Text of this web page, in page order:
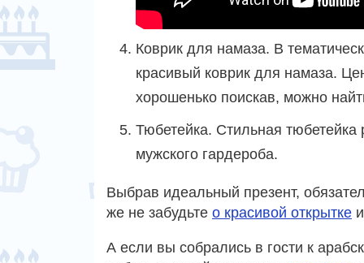
Коврик для намаза. В
красивый коврик для намаза.
хорошенько поискав, можно
Тюбетейка. Стильная
мужского гардероба.
Выбрав идеальный презент,
же не забудьте о красивой открытке
А если вы собрались в гости к